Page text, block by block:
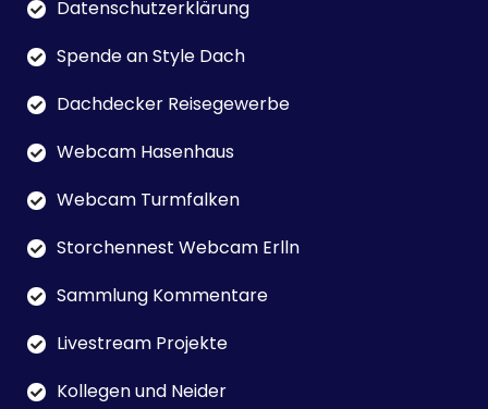
Datenschutzerklärung
Spende an Style Dach
Dachdecker Reisegewerbe
Webcam Hasenhaus
Webcam Turmfalken
Storchennest Webcam Erlln
Sammlung Kommentare
Livestream Projekte
Kollegen und Neider